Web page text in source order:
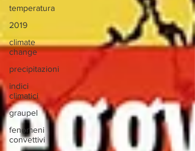
temperatura
2019
climate
change
precipitazioni
indici
climatici
graupel
fenomeni
convettivi